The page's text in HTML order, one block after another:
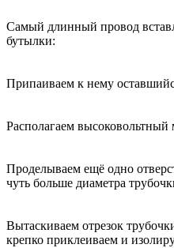
Самый длинный провод
бутылки:
Припаиваем к нему
Располагаем
Проделываем ещё одно
чуть больше диаметра
Вытаскиваем отрезок
крепко приклеиваем и